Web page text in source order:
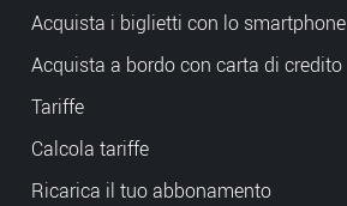
Acquista i biglietti con lo smartphone
Acquista a bordo con carta di credito
Tariffe
Calcola tariffe
Ricarica il tuo abbonamento